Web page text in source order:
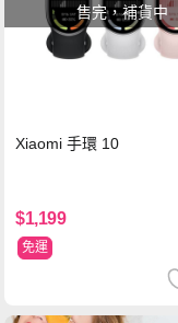
售完，補貨中
Xiaomi 手環 10
$1,199
免運